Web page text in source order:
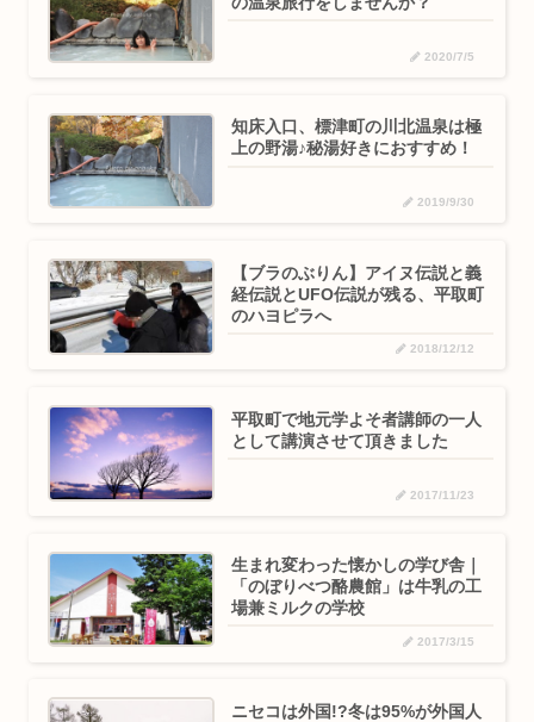
2020/7/5
知床入口、標津町の川北温泉は極
上の野湯♪秘湯好きにおすすめ！
2019/9/30
【ブラのぶりん】アイヌ伝説と義
経伝説とUFO伝説が残る、平取町
のハヨピラへ
2018/12/12
平取町で地元学よそ者講師の一人
として講演させて頂きました
2017/11/23
生まれ変わった懐かしの学び舎｜
「のぼりべつ酪農館」は牛乳の工
場兼ミルクの学校
2017/3/15
ニセコは外国!?冬は95%が外国人